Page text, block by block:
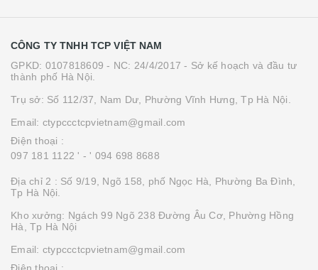
CÔNG TY TNHH TCP VIỆT NAM
GPKD: 0107818609 - NC: 24/4/2017 - Sở kế hoạch và đầu tư
thành phố Hà Nội.
Trụ sở: Số 112/37, Nam Dư, Phường Vĩnh Hưng, Tp Hà Nội.
Email: ctypccctcpvietnam@gmail.com
Điện thoại :
097 181 1122 ' - ' 094 698 8688
Địa chỉ 2 : Số 9/19, Ngõ 158, phố Ngọc Hà, Phường Ba Đình,
Tp Hà Nội.
Kho xưởng: Ngách 99 Ngõ 238 Đường Âu Cơ, Phường Hồng
Hà, Tp Hà Nội
Email: ctypccctcpvietnam@gmail.com